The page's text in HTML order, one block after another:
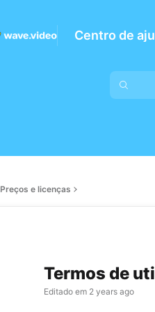
Centro de
Preços e licenças
Termos de
Editado em 2 years ago